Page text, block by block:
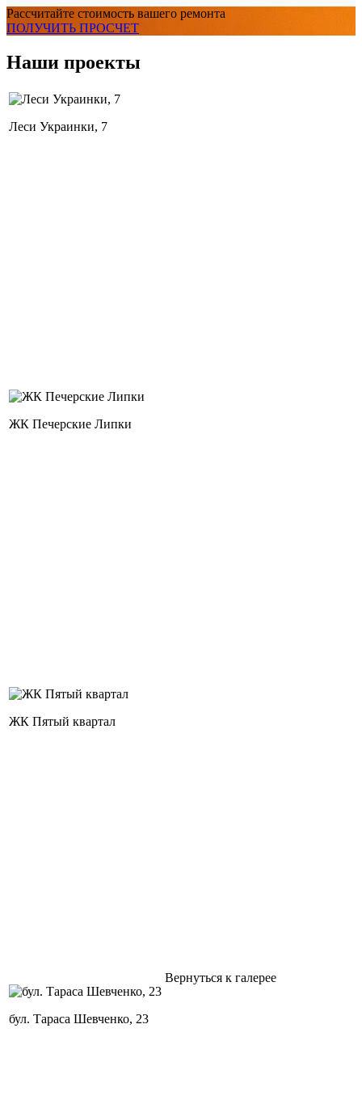
Рассчитайте стоимость вашего ремонта
ПОЛУЧИТЬ ПРОСЧЕТ
Наши проекты
Леси Украинки, 7
ЖК Печерские Липки
ЖК Пятый квартал
бул. Тараса Шевченко, 23
Вернуться к галерее